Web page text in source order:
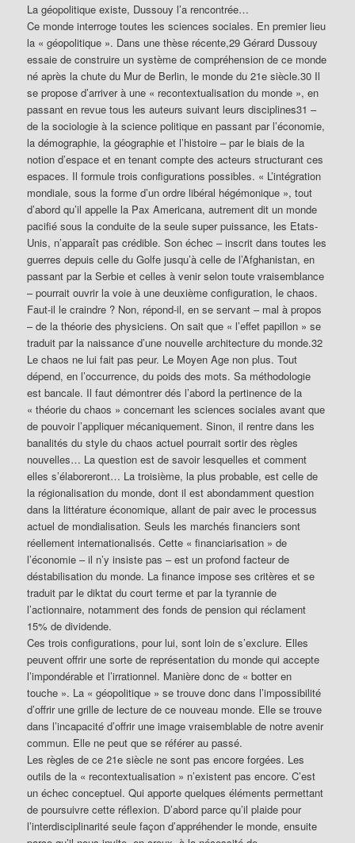
La géopolitique existe, Dussouy l’a rencontrée…
Ce monde interroge toutes les sciences sociales. En premier lieu
la « géopolitique ». Dans une thèse récente,29 Gérard Dussouy
essaie de construire un système de compréhension de ce monde
né après la chute du Mur de Berlin, le monde du 21e siècle.30 Il
se propose d’arriver à une « recontextualisation du monde », en
passant en revue tous les auteurs suivant leurs disciplines31 –
de la sociologie à la science politique en passant par l’économie,
la démographie, la géographie et l’histoire – par le biais de la
notion d’espace et en tenant compte des acteurs structurant ces
espaces. Il formule trois configurations possibles. « L’intégration
mondiale, sous la forme d’un ordre libéral hégémonique », tout
d’abord qu’il appelle la Pax Americana, autrement dit un monde
pacifié sous la conduite de la seule super puissance, les Etats-
Unis, n’apparaît pas crédible. Son échec – inscrit dans toutes les
guerres depuis celle du Golfe jusqu’à celle de l’Afghanistan, en
passant par la Serbie et celles à venir selon toute vraisemblance
– pourrait ouvrir la voie à une deuxième configuration, le chaos.
Faut-il le craindre ? Non, répond-il, en se servant – mal à propos
– de la théorie des physiciens. On sait que « l’effet papillon » se
traduit par la naissance d’une nouvelle architecture du monde.32
Le chaos ne lui fait pas peur. Le Moyen Age non plus. Tout
dépend, en l’occurrence, du poids des mots. Sa méthodologie
est bancale. Il faut démontrer dés l’abord la pertinence de la
« théorie du chaos » concernant les sciences sociales avant que
de pouvoir l’appliquer mécaniquement. Sinon, il rentre dans les
banalités du style du chaos actuel pourrait sortir des règles
nouvelles… La question est de savoir lesquelles et comment
elles s’élaboreront… La troisième, la plus probable, est celle de
la régionalisation du monde, dont il est abondamment question
dans la littérature économique, allant de pair avec le processus
actuel de mondialisation. Seuls les marchés financiers sont
réellement internationalisés. Cette « financiarisation » de
l’économie – il n’y insiste pas – est un profond facteur de
déstabilisation du monde. La finance impose ses critères et se
traduit par le diktat du court terme et par la tyrannie de
l’actionnaire, notamment des fonds de pension qui réclament
15% de dividende.
Ces trois configurations, pour lui, sont loin de s’exclure. Elles
peuvent offrir une sorte de représentation du monde qui accepte
l’impondérable et l’irrationnel. Manière donc de « botter en
touche ». La « géopolitique » se trouve donc dans l’impossibilité
d’offrir une grille de lecture de ce nouveau monde. Elle se trouve
dans l’incapacité d’offrir une image vraisemblable de notre avenir
commun. Elle ne peut que se référer au passé.
Les règles de ce 21e siècle ne sont pas encore forgées. Les
outils de la « recontextualisation » n’existent pas encore. C’est
un échec conceptuel. Qui apporte quelques éléments permettant
de poursuivre cette réflexion. D’abord parce qu’il plaide pour
l’interdisciplinarité seule façon d’appréhender le monde, ensuite